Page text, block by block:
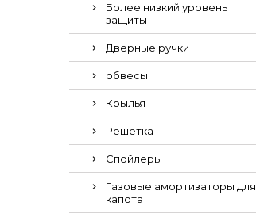
Более низкий уровень
защиты
Дверные ручки
обвесы
Крылья
Решетка
Спойлеры
Газовые амортизаторы для
капота